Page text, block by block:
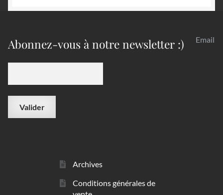
Abonnez-vous à notre newsletter :) Email
Archives
Conditions générales de